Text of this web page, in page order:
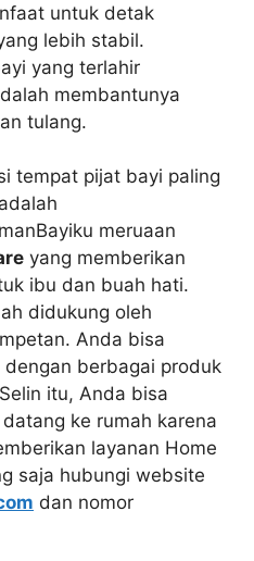
untuk detak
lebih stabil.
yang terlahir
membantunya
tulang.
tempat pijat bayi paling
meruaan
yang memberikan
ibu dan buah hati.
didukung oleh
Anda bisa
berbagai produk
itu, Anda bisa
ke rumah karena
layanan Home
saja hubungi website
dan nomor